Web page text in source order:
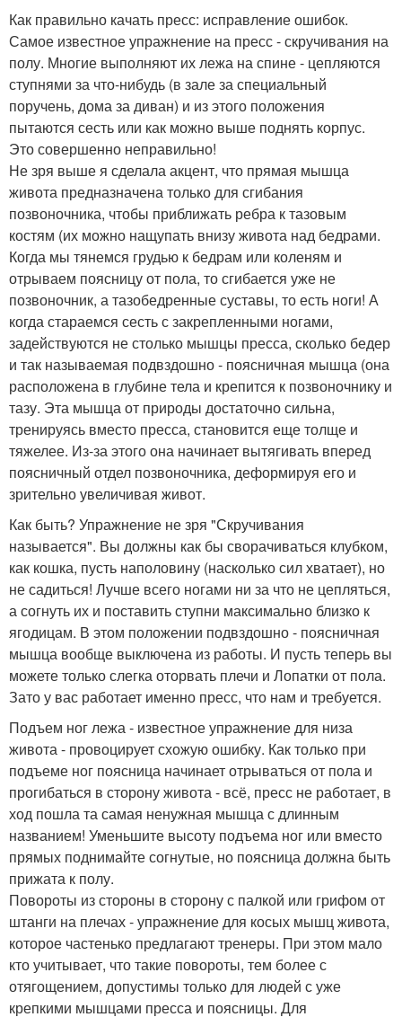
Как правильно качать пресс: исправление ошибок.
Самое известное упражнение на пресс - скручивания на
полу. Многие выполняют их лежа на спине - цепляются
ступнями за что-нибудь (в зале за специальный
поручень, дома за диван) и из этого положения
пытаются сесть или как можно выше поднять корпус.
Это совершенно неправильно!
Не зря выше я сделала акцент, что прямая мышца
живота предназначена только для сгибания
позвоночника, чтобы приближать ребра к тазовым
костям (их можно нащупать внизу живота над бедрами.
Когда мы тянемся грудью к бедрам или коленям и
отрываем поясницу от пола, то сгибается уже не
позвоночник, а тазобедренные суставы, то есть ноги! А
когда стараемся сесть с закрепленными ногами,
задействуются не столько мышцы пресса, сколько бедер
и так называемая подвздошно - поясничная мышца (она
расположена в глубине тела и крепится к позвоночнику и
тазу. Эта мышца от природы достаточно сильна,
тренируясь вместо пресса, становится еще толще и
тяжелее. Из-за этого она начинает вытягивать вперед
поясничный отдел позвоночника, деформируя его и
зрительно увеличивая живот.
Как быть? Упражнение не зря "Скручивания
называется". Вы должны как бы сворачиваться клубком,
как кошка, пусть наполовину (насколько сил хватает), но
не садиться! Лучше всего ногами ни за что не цепляться,
а согнуть их и поставить ступни максимально близко к
ягодицам. В этом положении подвздошно - поясничная
мышца вообще выключена из работы. И пусть теперь вы
можете только слегка оторвать плечи и Лопатки от пола.
Зато у вас работает именно пресс, что нам и требуется.
Подъем ног лежа - известное упражнение для низа
живота - провоцирует схожую ошибку. Как только при
подъеме ног поясница начинает отрываться от пола и
прогибаться в сторону живота - всё, пресс не работает, в
ход пошла та самая ненужная мышца с длинным
названием! Уменьшите высоту подъема ног или вместо
прямых поднимайте согнутые, но поясница должна быть
прижата к полу.
Повороты из стороны в сторону с палкой или грифом от
штанги на плечах - упражнение для косых мышц живота,
которое частенько предлагают тренеры. При этом мало
кто учитывает, что такие повороты, тем более с
отягощением, допустимы только для людей с уже
крепкими мышцами пресса и поясницы. Для